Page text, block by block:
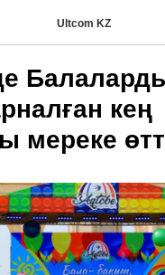
Ultcom KZ
кең
мереке